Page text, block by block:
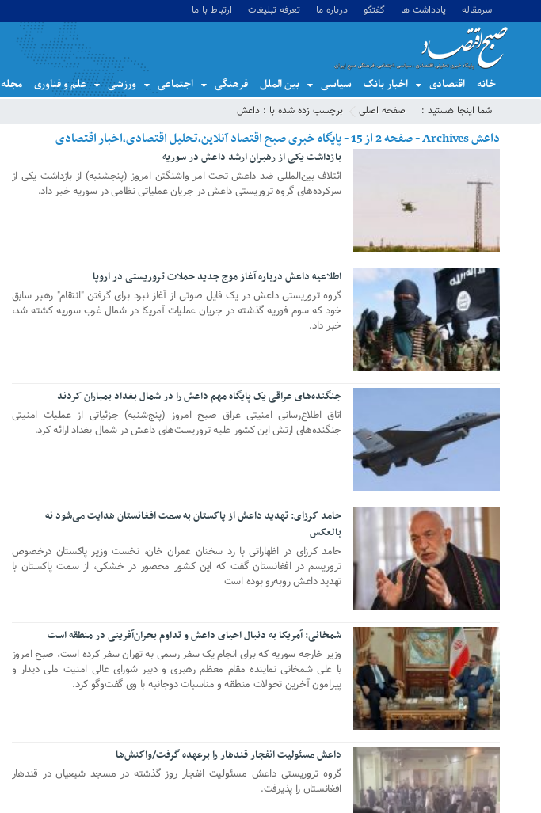
سرمقاله یادداشت ها گفتگو درباره ما تعرفه تبلیغات ارتباط با ما
خانه اقتصادی اخبار بانک سیاسی بین الملل فرهنگی اجتماعی ورزشی علم و فناوری
شما اینجا هستید : صفحه اصلی برچسب زده شده با : داعش
داعش Archives - صفحه 2 از 15 - پایگاه خبری صبح اقتصاد آنلاین،تحلیل اقتصادی،اخبار اقتصادی
بازداشت یکی از رهبران ارشد داعش در سوریه
ائتلاف بین‌المللی ضد داعش تحت امر واشنگتن امروز (پنجشنبه) از بازداشت یکی از
سرکرده‌های گروه تروریستی داعش در جریان عملیاتی نظامی در سوریه خبر داد.
اطلاعیه داعش درباره آغاز موج جدید حملات تروریستی در اروپا
گروه تروریستی داعش در یک فایل صوتی از آغاز نبرد برای گرفتن "انتقام" رهبر سابق
خود که سوم فوریه گذشته در جریان عملیات آمریکا در شمال غرب سوریه کشته شد،
خبر داد.
13 ژانویه 2022
جنگنده‌های عراقی یک پایگاه مهم داعش را در شمال بغداد بمباران کردند
اتاق اطلاع‌رسانی امنیتی عراق صبح امروز (پنج‌شنبه) جزئیاتی از عملیات امنیتی
جنگنده‌های ارتش این کشور علیه تروریست‌های داعش در شمال بغداد ارائه کرد.
حامد کرزای: تهدید داعش از پاکستان به سمت افغانستان هدایت می‌شود نه
بالعکس
حامد کرزای در اظهاراتی با رد سخنان عمران خان، نخست وزیر پاکستان درخصوص
تروریسم در افغانستان گفت که این کشور محصور در خشکی، از سمت پاکستان با
تهدید داعش روبه‌رو بوده است
07 دسامبر 2021
شمخانی: آمریکا به دنبال احیای داعش و تداوم بحران‌آفرینی در منطقه است
وزیر خارجه سوریه که برای انجام یک سفر رسمی به تهران سفر کرده است، صبح امروز
با علی شمخانی نماینده مقام معظم رهبری و دبیر شورای عالی امنیت ملی دیدار و
پیرامون آخرین تحولات منطقه و مناسبات دوجانبه با وی گفت‌وگو کرد.
16 اکتبر 2021
داعش مسئولیت انفجار قندهار را برعهده گرفت/واکنش‌ها
گروه تروریستی داعش مسئولیت انفجار روز گذشته در مسجد شیعیان در قندهار
افغانستان را پذیرفت.